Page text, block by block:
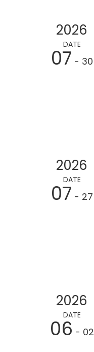
2026
DATE
07 - 30
2026
DATE
07 - 27
2026
DATE
06 - 02